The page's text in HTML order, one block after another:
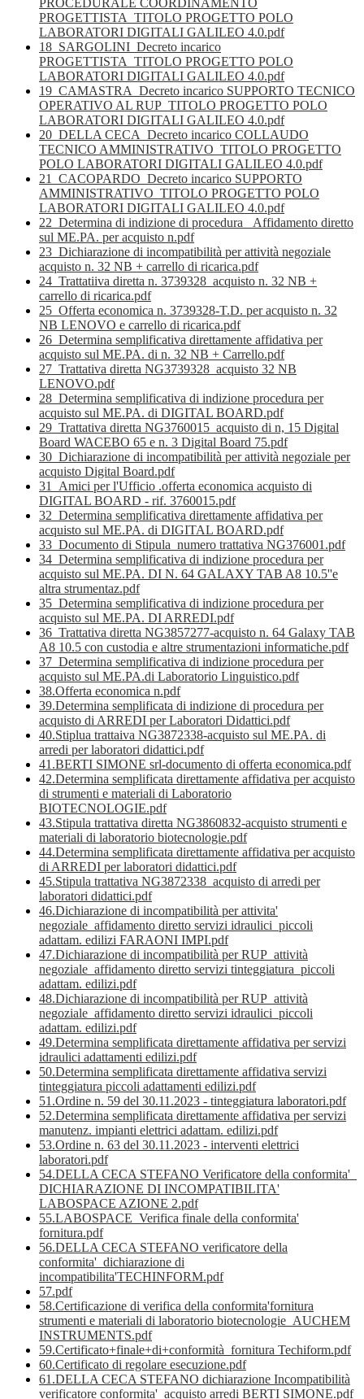
PROCEDURALE COORDINAMENTO
PROGETTISTA_TITOLO PROGETTO POLO
LABORATORI DIGITALI GALILEO 4.0.pdf
18_SARGOLINI_Decreto incarico
PROGETTISTA_TITOLO PROGETTO POLO
LABORATORI DIGITALI GALILEO 4.0.pdf
19_CAMASTRA_Decreto incarico SUPPORTO TECNICO
OPERATIVO AL RUP_TITOLO PROGETTO POLO
LABORATORI DIGITALI GALILEO 4.0.pdf
20_DELLA CECA_Decreto incarico COLLAUDO
TECNICO AMMINISTRATIVO_TITOLO PROGETTO
POLO LABORATORI DIGITALI GALILEO 4.0.pdf
21_CACOPARDO_Decreto incarico SUPPORTO
AMMINISTRATIVO_TITOLO PROGETTO POLO
LABORATORI DIGITALI GALILEO 4.0.pdf
22_Determina di indizione di procedura _Affidamento diretto
sul ME.PA. per acquisto n.pdf
23_Dichiarazione di incompatibilità per attività negoziale
acquisto n. 32 NB + carrello di ricarica.pdf
24_Trattatiiva diretta n. 3739328_acquisto n. 32 NB +
carrello di ricarica.pdf
25_Offerta economica n. 3739328-T.D. per acquisto n. 32
NB LENOVO e carrello di ricarica.pdf
26_Determina semplificativa direttamente affidativa per
acquisto sul ME.PA. di n. 32 NB + Carrello.pdf
27_Trattativa diretta NG3739328_acquisto 32 NB
LENOVO.pdf
28_Determina semplificativa di indizione procedura per
acquisto sul ME.PA. di DIGITAL BOARD.pdf
29_Trattativa diretta NG3760015_acquisto di n, 15 Digital
Board WACEBO 65 e n. 3 Digital Board 75.pdf
30_Dichiarazione di incompatibilità per attività negoziale per
acquisto Digital Board.pdf
31_Amici per l'Ufficio .offerta economica acquisto di
DIGITAL BOARD - rif. 3760015.pdf
32_Determina semplificativa direttamente affidativa per
acquisto sul ME.PA. di DIGITAL BOARD.pdf
33_Documento di Stipula_numero trattativa NG376001.pdf
34_Determina semplificativa di indizione procedura per
acquisto sul ME.PA. DI N. 64 GALAXY TAB A8 10.5''e
altra strumentaz.pdf
35_Determina semplificativa di indizione procedura per
acquisto sul ME.PA. DI ARREDI.pdf
36_Trattativa diretta NG3857277-acquisto n. 64 Galaxy TAB
A8 10.5 con custodia e altre strumentazioni informatiche.pdf
37_Determina semplificativa di indizione procedura per
acquisto sul ME.PA.di Laboratorio Linguistico.pdf
38.Offerta economica n.pdf
39.Determina semplificata di indizione di procedura per
acquisto di ARREDI per Laboratori Didattici.pdf
40.Stiplua trattaiva NG3872338-acquisto sul ME.PA. di
arredi per laboratori didattici.pdf
41.BERTI SIMONE srl-documento di offerta economica.pdf
42.Determina semplificata direttamente affidativa per acquisto
di strumenti e materiali di Laboratorio
BIOTECNOLOGIE.pdf
43.Stipula trattativa diretta NG3860832-acquisto strumenti e
materiali di laboratorio biotecnologie.pdf
44.Determina semplificata direttamente affidativa per acquisto
di ARREDI per laboratori didattici.pdf
45.Stipula trattativa NG3872338_acquisto di arredi per
laboratori didattici.pdf
46.Dichiarazione di incompatibilità per attivita'
negoziale_affidamento diretto servizi idraulici_piccoli
adattam. edilizi FARAONI IMPI.pdf
47.Dichiarazione di incompatibilità per RUP_attività
negoziale_affidamento diretto servizi tinteggiatura_piccoli
adattam. edilizi.pdf
48.Dichiarazione di incompatibilità per RUP_attività
negoziale_affidamento diretto servizi idraulici_piccoli
adattam. edilizi.pdf
49.Determina semplificata direttamente affidativa per servizi
idraulici adattamenti edilizi.pdf
50.Determina semplificata direttamente affidativa servizi
tinteggiatura piccoli adattamenti edilizi.pdf
51.Ordine n. 59 del 30.11.2023 - tinteggiatura laboratori.pdf
52.Determina semplificata direttamente affidativa per servizi
manutenz. impianti elettrici adattam. edilizi.pdf
53.Ordine n. 63 del 30.11.2023 - interventi elettrici
laboratori.pdf
54.DELLA CECA STEFANO Verificatore della conformita'_
DICHIARAZIONE DI INCOMPATIBILITA'
LABOSPACE AZIONE 2.pdf
55.LABOSPACE_Verifica finale della conformita'
fornitura.pdf
56.DELLA CECA STEFANO verificatore della
conformita'_dichiarazione di
incompatibilita'TECHINFORM.pdf
57.pdf
58.Certificazione di verifica della conformita'fornitura
strumenti e materiali di laboratorio biotecnologie_AUCHEM
INSTRUMENTS.pdf
59.Certificato+finale+di+conformità_fornitura Techiform.pdf
60.Certificato di regolare esecuzione.pdf
61.DELLA CECA STEFANO dichiarazione Incompatibilità
verificatore conformita'_acquisto arredi BERTI SIMONE.pdf